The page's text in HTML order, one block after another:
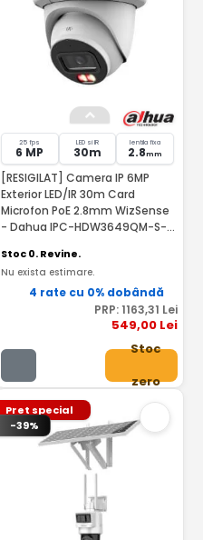
25 fps
6 MP
LED si IR
30m
lentila fixa
2.8mm
[RESIGILAT] Camera IP 6MP
Exterior LED/IR 30m Card
Microfon PoE 2.8mm WizSense
- Dahua IPC-HDW3649QM-S-
Stoc 0. Revine.
Nu exista estimare.
4 rate cu 0% dobândă
PRP: 1163,31 Lei
549,00 Lei
Stoc
zero
Pret special
-39%